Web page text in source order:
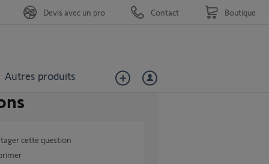
Autres produits
Devis avec un pro Contact Boutique
cette question